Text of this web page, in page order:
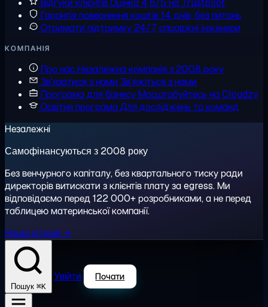
Відгуки клієнтівОцінка 4,6/5 на Trustpilot
Гарантія повернення коштів14 днів, без питань
Отримати підтримку 24/7, справжні інженери
КОМПАНІЯ
Про насНезалежна компанія з 2008 року
Зв'язатися з нами Зв'яжіться з нами
Програма для бізнесуМасштабуйтесь на Cloudzy
Освітня програмаДля досліджень та команд
Незалежні
Самофінансуються з 2008 року
Без венчурного капіталу, без квартального тиску ради
директорів витискати з клієнтів плату за egress. Ми
відповідаємо перед 122 000+ розробниками, а не перед
таблицею материнської компанії.
Наша історія →
Пошук ⌘K
Увійти Почати